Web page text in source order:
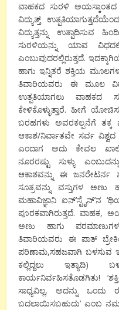
ವಾಹಕದ ಸುರಳಿ ಅಯಸ್ಕಾಂತದ
ವಿದ್ಯುತ್ತ್
ವಿದ್ಯುತ್ತನ್ನು ಉತ್ಪಾದಿಸುವ
ಸುರಳಿಯನ್ನು ಯಾವ
ಎಂಬುವುದರಲ್ಲಿರುತ್ತದೆ.
ಹಾಗು ಇನ್ನಿತರೆ ಶಕ್ತಿಯ
ತಿವಾರಿಯವರು ಈ ಮೂಲ
ಉತ್ಪತಿಯಾಗಲು ವಾಹಕದ
ಕೇಳಿಕೊಳ್ಳುತ್ತಾರೆ. ಹೀಗೆ
ಬರಹಗಳು ಅವರಕಲ್ಪನೆಗೆ ತಕ್ಕ
ಆಕಾಶ/ನಿರ್ವಾತವೇ ಸರ್ವ
ಎಂದಾಗ ಅದು ಕೇವಲ
ನೂರರಷ್ಟು ಸುಳ್ಳು
ಆಕಾಶವನ್ನು ಈ ಜನರೇಟರ್ನ
ಸೂತ್ರವನ್ನು ವಸ್ತುಗಳ ಅಣು
ಮಹಾವಿಜ್ಞಾನಿ ಐನ್’ಸ್ಟೈನ್’ನ
ಪೂರಕವಾಗಿರುತ್ತದೆ. ವಾಹಕ,
ಅಣು ಹಾಗು
ತಿವಾರಿಯವರು ಈ ಪಾತ್
ಪರಿಣಾಮ,ಸಹಜವಾಗಿ
ಕಲ್ಲಿದ್ದಲು
ಕಾರ್ಯನಿರ್ವಹಿಸತೊಡಗಿತು!
ಸಾಧ್ಯವಿಲ್ಲ, ಅದನ್ನು ಒಂದು
ಬದಲಾಯಿಸಬಹುದು’ ಎಂಬ ನಮ್ಮ